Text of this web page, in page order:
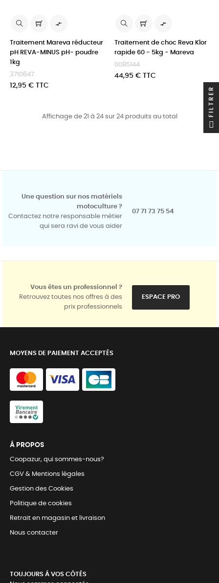

Traitement Mareva réducteur
pH REVA-MINUS pH- poudre
1kg
3710647
Prix
12,95 € TTC

Traitement de choc Reva Klor
rapide 60 - 5kg - Mareva
0085144
Prix
44,95 € TTC
Affichage de 21 à 24 sur 24 produits au total
Une question sur nos matériels
motoculture ?
Contactez notre responsable métier
qui sera ravi de vous aider
07 71 73 75 54
Vous êtes un professionnel ?
Retrouvez toutes nos offres à des
prix professionnels
ESPACE PRO
MOYENS DE PAIEMENT ACCEPTÉS
Á PROPOS
Coopazur, qui sommes-nous?
CGV & Mentions légales
Gestion des Cookies
Politique de cookies
Retrait en magasin et livraison
Nous contacter
TOUJOURS Á VOS CÔTÉS
FILTRER